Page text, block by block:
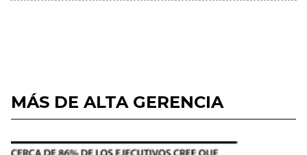
MÁS DE ALTA GERENCIA